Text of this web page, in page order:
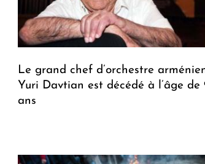
Le grand chef d’orchestre
Yuri Davtian est décédé à l’âge de
ans